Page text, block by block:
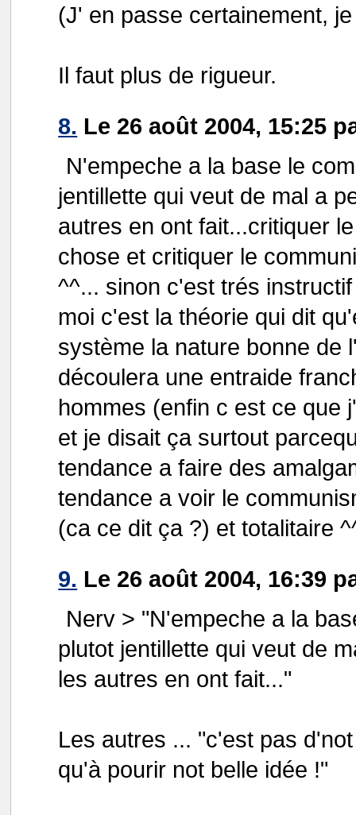
(J' en passe certainement,
Il faut plus de rigueur.
8. Le 26 août 2004, 15:25
N'empeche a la base le
jentillette qui veut de mal a
autres en ont fait...critiquer
chose et critiquer le
^^... sinon c'est trés
moi c'est la théorie qui dit
système la nature bonne de
découlera une entraide
hommes (enfin c est ce que
et je disait ça surtout
tendance a faire des
tendance a voir le
(ca ce dit ça ?) et totalitaire
9. Le 26 août 2004, 16:39
Nerv > "N'empeche a la
plutot jentillette qui veut de
les autres en ont fait..."
Les autres ... "c'est pas
qu'à pourir not belle idée !"